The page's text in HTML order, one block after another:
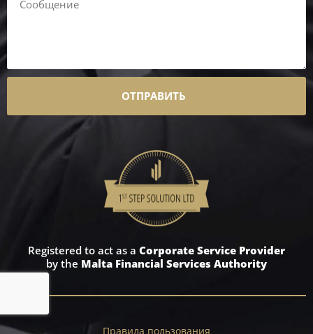
ОТПРАВИТЬ
Registered to act as a Corporate Service Provider
by the Malta Financial Services Authority
Правила пользования